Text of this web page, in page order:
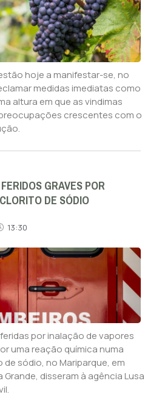
hoje a manifestar-se, no
medidas imediatas como
altura em que as vindimas
crescentes com o
GRAVES POR
DE SÓDIO
13:30
por inalação de vapores
uma reação química numa
sódio, no Mariparque, em
Grande, disseram à agência Lusa